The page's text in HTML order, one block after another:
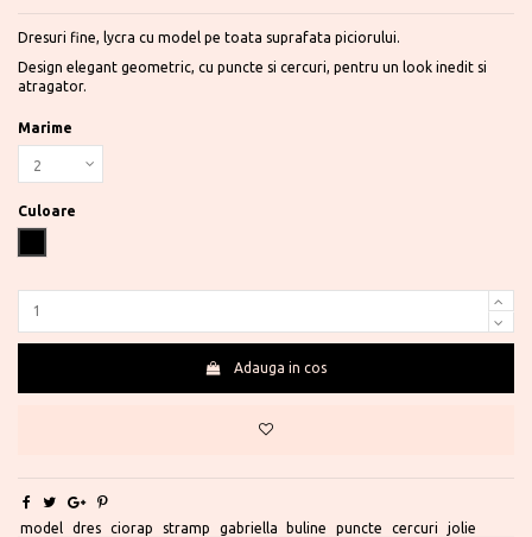
Dresuri fine, lycra cu model pe toata suprafata piciorului.
Design elegant geometric, cu puncte si cercuri, pentru un look inedit si
atragator.
Marime
Culoare
Adauga in cos
model dres ciorap stramp gabriella buline puncte cercuri jolie